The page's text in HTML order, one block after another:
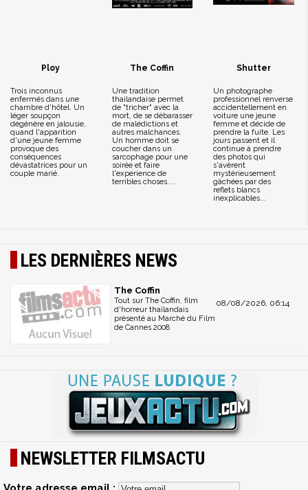
Ploy
Trois inconnus
enfermés dans une
chambre d'hôtel. Un
léger soupçon
dégénère en jalousie,
quand l'apparition
d'une jeune femme
provoque des
conséquences
dévastatrices pour un
couple marié.
The Coffin
Une tradition
thailandaise permet
de "tricher" avec la
mort, de se débarasser
de malédictions et
autres malchances.
Un homme doit se
coucher dans un
sarcophage pour une
soirée et faire
l'experience de
terribles choses....
Shutter
Un photographe
professionnel renverse
accidentellement en
voiture une jeune
femme et décide de
prendre la fuite. Les
jours passent et il
continue à prendre
des photos qui
s'avèrent
mystérieusement
gâchées par des
reflets blancs
inexplicables...
LES DERNIÈRES NEWS
The Coffin
08/08/2026, 06:14
Tout sur The Coffin, film
d'horreur thaïlandais
présenté au Marché du Film
de Cannes 2008
NEWSLETTER FILMSACTU